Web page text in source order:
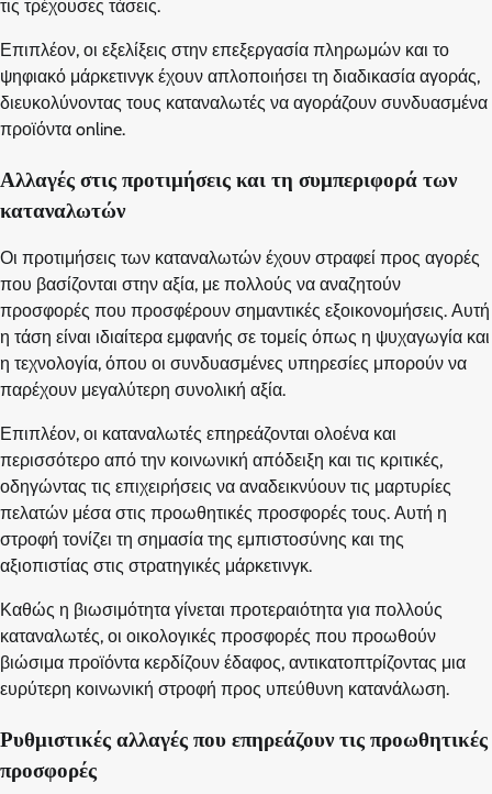
τις τρέχουσες τάσεις.
Επιπλέον, οι εξελίξεις στην επεξεργασία πληρωμών και το
ψηφιακό μάρκετινγκ έχουν απλοποιήσει τη διαδικασία αγοράς,
διευκολύνοντας τους καταναλωτές να αγοράζουν συνδυασμένα
προϊόντα online.
Αλλαγές στις προτιμήσεις και τη συμπεριφορά των
καταναλωτών
Οι προτιμήσεις των καταναλωτών έχουν στραφεί προς αγορές
που βασίζονται στην αξία, με πολλούς να αναζητούν
προσφορές που προσφέρουν σημαντικές εξοικονομήσεις. Αυτή
η τάση είναι ιδιαίτερα εμφανής σε τομείς όπως η ψυχαγωγία και
η τεχνολογία, όπου οι συνδυασμένες υπηρεσίες μπορούν να
παρέχουν μεγαλύτερη συνολική αξία.
Επιπλέον, οι καταναλωτές επηρεάζονται ολοένα και
περισσότερο από την κοινωνική απόδειξη και τις κριτικές,
οδηγώντας τις επιχειρήσεις να αναδεικνύουν τις μαρτυρίες
πελατών μέσα στις προωθητικές προσφορές τους. Αυτή η
στροφή τονίζει τη σημασία της εμπιστοσύνης και της
αξιοπιστίας στις στρατηγικές μάρκετινγκ.
Καθώς η βιωσιμότητα γίνεται προτεραιότητα για πολλούς
καταναλωτές, οι οικολογικές προσφορές που προωθούν
βιώσιμα προϊόντα κερδίζουν έδαφος, αντικατοπτρίζοντας μια
ευρύτερη κοινωνική στροφή προς υπεύθυνη κατανάλωση.
Ρυθμιστικές αλλαγές που επηρεάζουν τις προωθητικές
προσφορές